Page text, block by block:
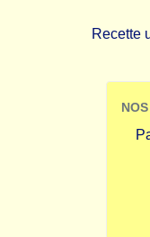
Recette